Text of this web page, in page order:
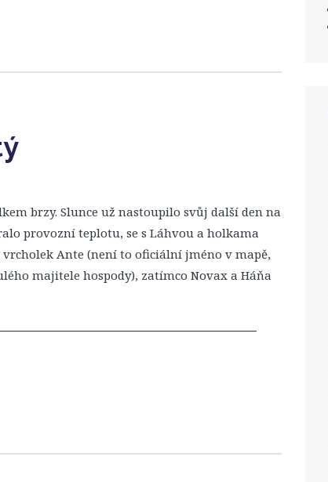
brzy. Slunce už nastoupilo svůj další den na
provozní teplotu, se s Láhvou a holkama
Ante (není to oficiální jméno v mapě,
majitele hospody), zatímco Novax a Háňa